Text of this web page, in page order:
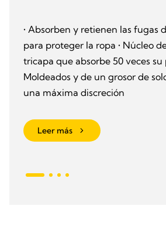
• Absorben y retienen las fugas
para proteger la ropa • Núcleo
tricapa que absorbe 50 veces su
Moldeados y de un grosor de
una máxima discreción
Leer más